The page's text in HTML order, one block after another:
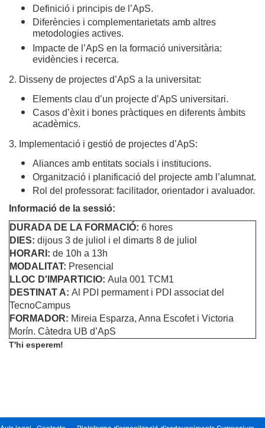
Definició i principis de l’ApS.
Diferències i complementarietats amb altres
metodologies actives.
Impacte de l’ApS en la formació universitària:
evidències i recerca.
2. Disseny de projectes d’ApS a la universitat:
Elements clau d’un projecte d’ApS universitari.
Casos d’èxit i bones pràctiques en diferents àmbits
acadèmics.
3. Implementació i gestió de projectes d’ApS:
Aliances amb entitats socials i institucions.
Organització i planificació del projecte amb l’alumnat.
Rol del professorat: facilitador, orientador i avaluador.
Informació de la sessió:
DURADA DE LA FORMACIÓ: 6 hores
DIES: dijous 3 de juliol i el dimarts 8 de juliol
HORARI: de 10h a 13h
MODALITAT: Presencial
LLOC D'IMPARTICIO: Aula 001 TCM1
DESTINAT A: Al PDI permament i PDI associat del
TecnoCampus
FORMADOR: Mireia Esparza, Anna Escofet i Victoria
Morín. Càtedra UB d’ApS
T'hi esperem!